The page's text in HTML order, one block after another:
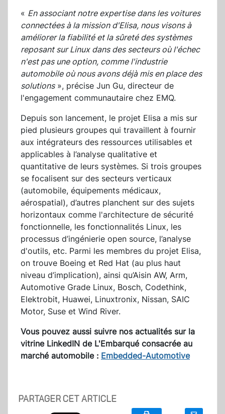
« En associant notre expertise dans les voitures
connectées à la mission d'Elisa, nous visons à
améliorer la fiabilité et la sûreté des systèmes
reposant sur Linux dans des secteurs où l'échec
n'est pas une option, comme l'industrie
automobile où nous avons déjà mis en place des
solutions», précise Jun Gu, directeur de
l'engagement communautaire chez EMQ.
Depuis son lancement, le projet Elisa a mis sur
pied plusieurs groupes qui travaillent à fournir
aux intégrateurs des ressources utilisables et
applicables à l’analyse qualitative et
quantitative de leurs systèmes. Si trois groupes
se focalisent sur des secteurs verticaux
(automobile, équipements médicaux,
aérospatial), d’autres planchent sur des sujets
horizontaux comme l'architecture de sécurité
fonctionnelle, les fonctionnalités Linux, les
processus d’ingénierie open source, l’analyse
d'outils, etc. Parmi les membres du projet Elisa,
on trouve Boeing et Red Hat (au plus haut
niveau d’implication), ainsi qu’Aisin AW, Arm,
Automotive Grade Linux, Bosch, Codethink,
Elektrobit, Huawei, Linuxtronix, Nissan, SAIC
Motor, Suse et Wind River.
Vous pouvez aussi suivre nos actualités sur la
vitrine LinkedIN de L'Embarqué consacrée au
marché automobile : Embedded-Automotive
PARTAGER CET ARTICLE